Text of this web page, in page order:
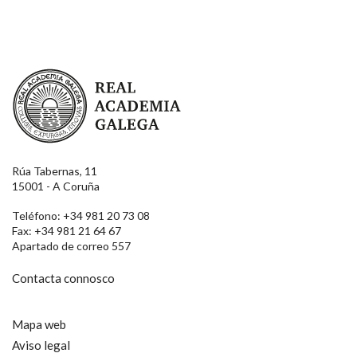
Real Academia Galega
Rúa Tabernas, 11
15001 - A Coruña
Teléfono: +34 981 20 73 08
Fax: +34 981 21 64 67
Apartado de correo 557
Contacta connosco
Mapa web
Aviso legal